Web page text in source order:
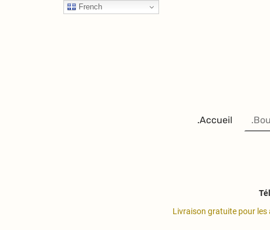
.Accueil
Livraison gratuite pour les
French